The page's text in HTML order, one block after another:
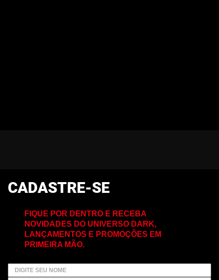
CADASTRE-SE
FIQUE POR DENTRO E RECEBA
NOVIDADES DO UNIVERSO DARK,
LANÇAMENTOS E PROMOÇÕES EM
PRIMEIRA MÃO.